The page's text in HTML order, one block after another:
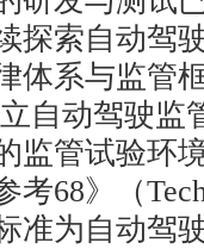
探索自动驾
体系与监管
自动驾驶监
监管试验环
68》（
准为自动驾